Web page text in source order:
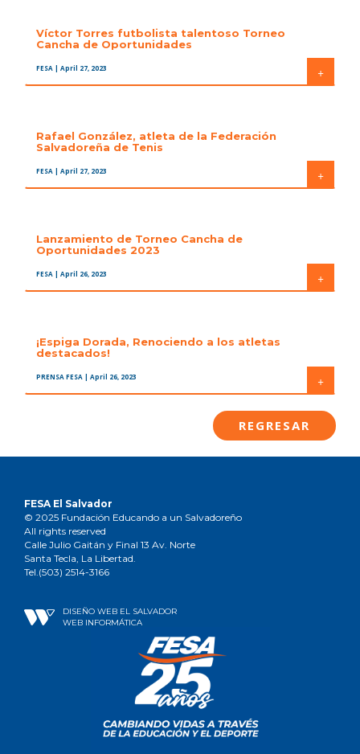
Víctor Torres futbolista talentoso Torneo
Cancha de Oportunidades
FESA | April 27, 2023 +
Rafael González, atleta de la Federación
Salvadoreña de Tenis
FESA | April 27, 2023 +
Lanzamiento de Torneo Cancha de
Oportunidades 2023
FESA | April 26, 2023 +
¡Espiga Dorada, Renociendo a los atletas
destacados!
PRENSA FESA | April 26, 2023 +
REGRESAR
FESA El Salvador
© 2025 Fundación Educando a un Salvadoreño
All rights reserved
Calle Julio Gaitán y Final 13 Av. Norte
Santa Tecla, La Libertad.
Tel.(503) 2514-3166
DISEÑO WEB EL SALVADOR
WEB INFORMÁTICA